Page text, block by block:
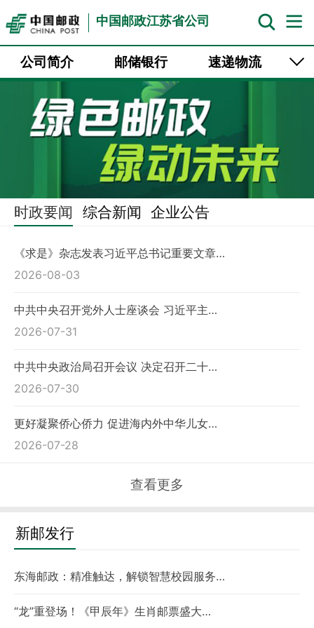
中国邮政江苏省公司
公司简介 邮储银行
速递物流
企业邮箱
时政要闻 综合新闻 企业公告
《求是》杂志发表习近平总书记重要文章…
2026-08-03
中共中央召开党外人士座谈会 习近平主…
2026-07-31
中共中央政治局召开会议 决定召开二十…
2026-07-30
更好凝聚侨心侨力 促进海内外中华儿女…
2026-07-28
查看更多
新邮发行
东海邮政：精准触达，解锁智慧校园服务…
“龙”重登场！《甲辰年》生肖邮票盛大…